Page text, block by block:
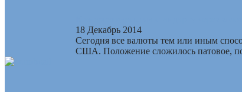
18 Декабрь 2014
Сегодня все валюты тем или иным
США. Положение сложилось патовое,